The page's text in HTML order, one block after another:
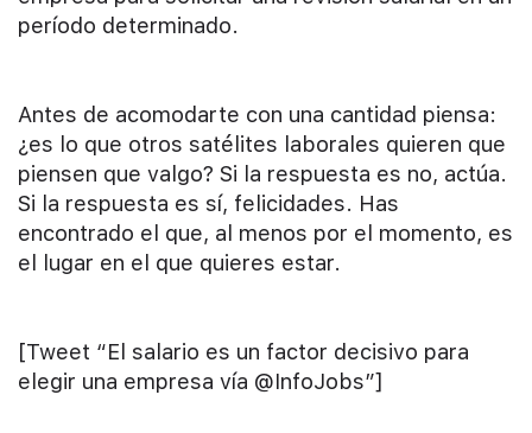
período determinado.
Antes de acomodarte con una cantidad piensa:
¿es lo que otros satélites laborales quieren que
piensen que valgo? Si la respuesta es no, actúa.
Si la respuesta es sí, felicidades. Has
encontrado el que, al menos por el momento, es
el lugar en el que quieres estar.
[Tweet “El salario es un factor decisivo para
elegir una empresa vía @InfoJobs”]